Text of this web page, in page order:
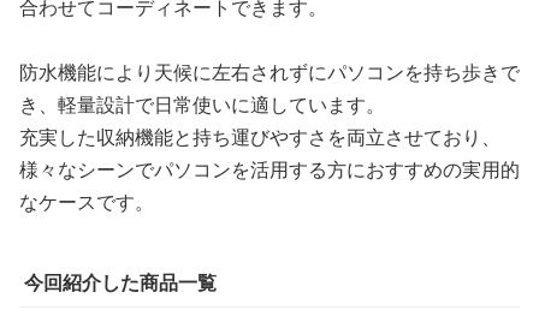
合わせてコーディネートできます。
防水機能により天候に左右されずにパソコンを持ち歩きで
き、軽量設計で日常使いに適しています。
充実した収納機能と持ち運びやすさを両立させており、
様々なシーンでパソコンを活用する方におすすめの実用的
なケースです。
今回紹介した商品一覧